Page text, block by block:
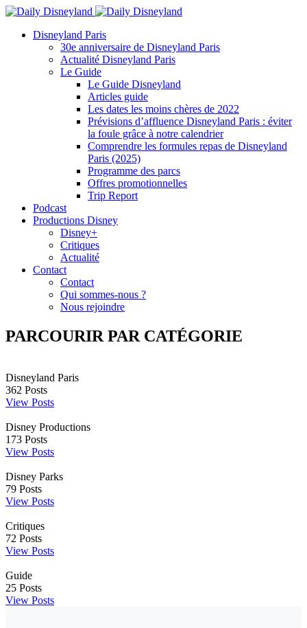
Disneyland Paris
30e anniversaire de Disneyland Paris
Actualité Disneyland Paris
Le Guide
Le Guide Disneyland
Articles guide
Les dates les moins chères de 2022
Prévisions d’affluence Disneyland Paris : éviter
la foule grâce à notre calendrier
Comprendre les formules repas de Disneyland
Paris (2025)
Programme des parcs
Offres promotionnelles
Trip Report
Podcast
Productions Disney
Disney+
Critiques
Actualité
Contact
Contact
Qui sommes-nous ?
Nous rejoindre
PARCOURIR PAR CATÉGORIE
Disneyland Paris
362 Posts
View Posts
Disney Productions
173 Posts
View Posts
Disney Parks
79 Posts
View Posts
Critiques
72 Posts
View Posts
Guide
25 Posts
View Posts